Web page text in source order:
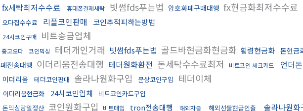
fx세탁최저수수료 휴대폰결제세탁 빗썸fds푸는법 암호화폐구매대행 fx현금화최저수수료
오다집수수료 리플코인판매 코인추적피하는방법
24시코인구매 비트송금업체
중고오다 코인믹싱 테더개인거래 빗썸fds푸는법 골드바현금화현금화 횡령현금화 돈현금
폐전송대행 이더리움전송대행 테더원화환전 돈세탁수수료최저 비트코인 체크카드 언더
이더리움 테더코인판매 솔라나원화구입 문상코인구입 테더이체
이더리움현금화 24시코인업체
비트코인카드구입
돈믹싱당일정산 코인원화구입 비트매입 tron전송대행 해외자금 해외선물현금인출 솔라나원화